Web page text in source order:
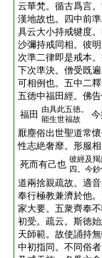
云華梵。循古爲言
漢地故也。四中前
具云大小持戒犍度
沙彌持戒同相。彼
次準二律即是戒本
下次準決。僧受既
可相例也。五中二
五徳中福田經。佛
福田 由具此五徳。
能生世福故
厭塵俗出世聖道常
性志絶奢靡。形服
死而有己也 彼經及
四。今
道兩捨親疏故。適
奉行極教兼濟於他
家大要。五衆齊奉
初受。疏云。斯徳
天師範。故使誦持
中初指同。不同俗